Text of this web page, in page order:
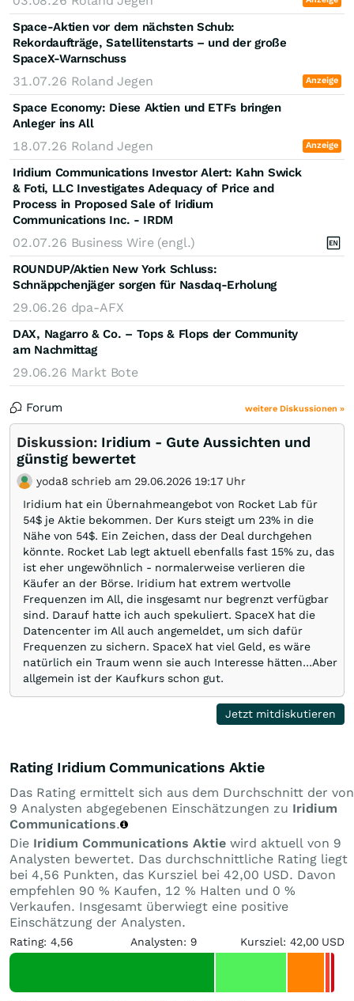
Space-Aktien vor dem nächsten Schub:
Rekordaufträge, Satellitenstarts – und der große
SpaceX-Warnschuss
31.07.26 Roland Jegen Anzeige
Space Economy: Diese Aktien und ETFs bringen
Anleger ins All
18.07.26 Roland Jegen Anzeige
Iridium Communications Investor Alert: Kahn Swick
& Foti, LLC Investigates Adequacy of Price and
Process in Proposed Sale of Iridium
Communications Inc. - IRDM
02.07.26 Business Wire (engl.)
ROUNDUP/Aktien New York Schluss:
Schnäppchenjäger sorgen für Nasdaq-Erholung
29.06.26 dpa-AFX
DAX, Nagarro & Co. – Tops & Flops der Community
am Nachmittag
29.06.26 Markt Bote
Forum weitere Diskussionen »
Diskussion: Iridium - Gute Aussichten und
günstig bewertet
yoda8 schrieb am 29.06.2026 19:17 Uhr
Iridium hat ein Übernahmeangebot von Rocket Lab für
54$ je Aktie bekommen. Der Kurs steigt um 23% in die
Nähe von 54$. Ein Zeichen, dass der Deal durchgehen
könnte. Rocket Lab legt aktuell ebenfalls fast 15% zu, das
ist eher ungewöhnlich - normalerweise verlieren die
Käufer an der Börse. Iridium hat extrem wertvolle
Frequenzen im All, die insgesamt nur begrenzt verfügbar
sind. Darauf hatte ich auch spekuliert. SpaceX hat die
Datencenter im All auch angemeldet, um sich dafür
Frequenzen zu sichern. SpaceX hat viel Geld, es wäre
natürlich ein Traum wenn sie auch Interesse hätten...Aber
allgemein ist der Kaufkurs schon gut.
Jetzt mitdiskutieren
Rating Iridium Communications Aktie
Das Rating ermittelt sich aus dem Durchschnitt der von
9 Analysten abgegebenen Einschätzungen zu Iridium
Communications.
Die Iridium Communications Aktie wird aktuell von 9
Analysten bewertet. Das durchschnittliche Rating liegt
bei 4,56 Punkten, das Kursziel bei 42,00 USD. Davon
empfehlen 90 % Kaufen, 12 % Halten und 0 %
Verkaufen. Insgesamt überwiegt eine positive
Einschätzung der Analysten.
Rating: 4,56 Analysten: 9 Kursziel: 42,00 USD